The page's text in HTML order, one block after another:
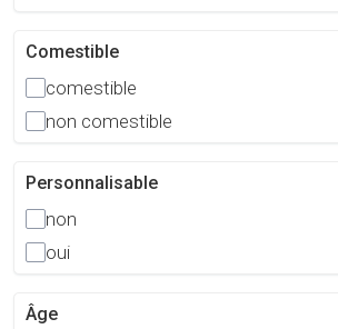
Comestible
comestible
non comestible
Personnalisable
non
oui
Âge